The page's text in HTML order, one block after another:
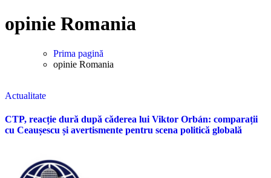
opinie Romania
Prima pagină
opinie Romania
Actualitate
CTP, reacție dură după căderea lui Viktor Orbán: comparații
cu Ceaușescu și avertismente pentru scena politică globală